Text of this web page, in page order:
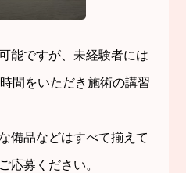
能ですが、未経験者には
間をいただき施術の講習
備品などはすべて揃えて
応募ください。